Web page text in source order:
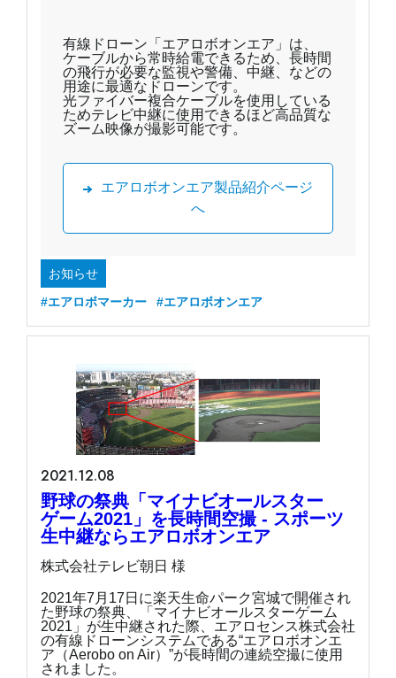
有線ドローン「エアロボオンエア」は、
ケーブルから常時給電できるため、長時間
の飛行が必要な監視や警備、中継、などの
用途に最適なドローンです。
光ファイバー複合ケーブルを使用している
ためテレビ中継に使用できるほど高品質な
ズーム映像が撮影可能です。
エアロボオンエア製品紹介ページ
へ
お知らせ
#エアロボマーカー
#エアロボオンエア
2021.12.08
野球の祭典「マイナビオールスター
ゲーム2021」を長時間空撮 - スポーツ
生中継ならエアロボオンエア
株式会社テレビ朝日 様
2021年7月17日に楽天生命パーク宮城で開催され
た野球の祭典、「マイナビオールスターゲーム
2021」が生中継された際、エアロセンス株式会社
の有線ドローンシステムである“エアロボオンエ
ア（Aerobo on Air）”が長時間の連続空撮に使用
されました。